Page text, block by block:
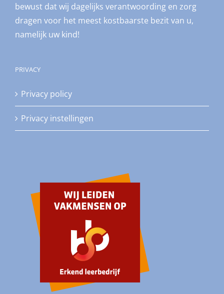
bewust dat wij dagelijks verantwoording en zorg
dragen voor het meest kostbaarste bezit van u,
namelijk uw kind!
PRIVACY
Privacy policy
Privacy instellingen